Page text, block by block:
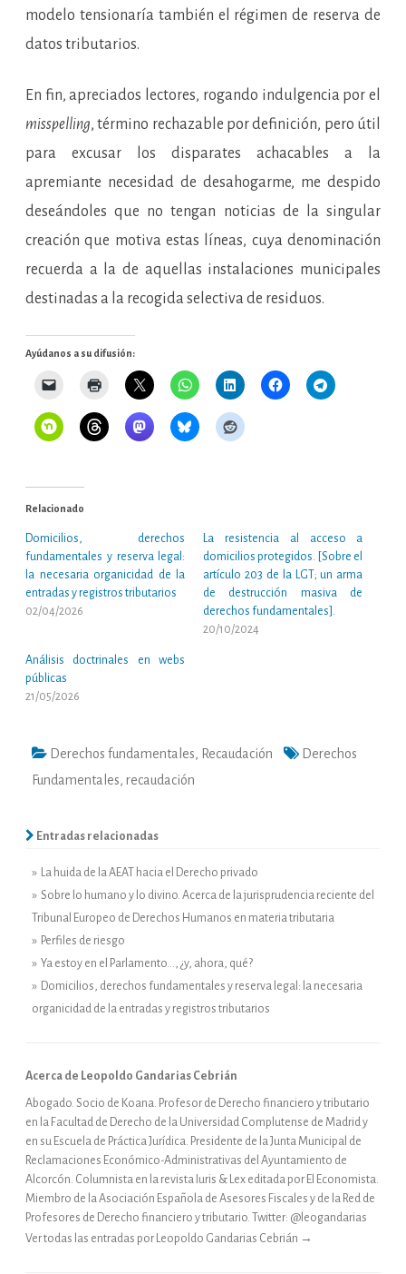
modelo tensionaría también el régimen de reserva de
datos tributarios.
En fin, apreciados lectores, rogando indulgencia por el
misspelling, término rechazable por definición, pero útil
para excusar los disparates achacables a la
apremiante necesidad de desahogarme, me despido
deseándoles que no tengan noticias de la singular
creación que motiva estas líneas, cuya denominación
recuerda a la de aquellas instalaciones municipales
destinadas a la recogida selectiva de residuos.
Ayúdanos a su difusión:
Relacionado
Domicilios, derechos
fundamentales y reserva legal:
la necesaria organicidad de la
entradas y registros tributarios
02/04/2026
La resistencia al acceso a
domicilios protegidos. [Sobre el
artículo 203 de la LGT; un arma
de destrucción masiva de
derechos fundamentales].
20/10/2024
Análisis doctrinales en webs
públicas
21/05/2026
Derechos fundamentales, Recaudación
Derechos
Fundamentales, recaudación
Entradas relacionadas
» La huida de la AEAT hacia el Derecho privado
» Sobre lo humano y lo divino. Acerca de la jurisprudencia reciente del
Tribunal Europeo de Derechos Humanos en materia tributaria
» Perfiles de riesgo
» Ya estoy en el Parlamento…, ¿y, ahora, qué?
» Domicilios, derechos fundamentales y reserva legal: la necesaria
organicidad de la entradas y registros tributarios
Acerca de Leopoldo Gandarias Cebrián
Abogado. Socio de Koana. Profesor de Derecho financiero y tributario
en la Facultad de Derecho de la Universidad Complutense de Madrid y
en su Escuela de Práctica Jurídica. Presidente de la Junta Municipal de
Reclamaciones Económico-Administrativas del Ayuntamiento de
Alcorcón. Columnista en la revista Iuris & Lex editada por El Economista.
Miembro de la Asociación Española de Asesores Fiscales y de la Red de
Profesores de Derecho financiero y tributario. Twitter: @leogandarias
Ver todas las entradas por Leopoldo Gandarias Cebrián →